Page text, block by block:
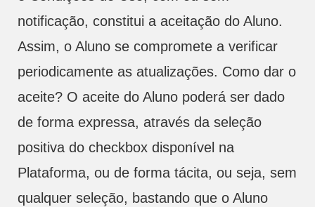
notificação, constitui a aceitação do Aluno.
Assim, o Aluno se compromete a verificar
periodicamente as atualizações. Como dar o
aceite? O aceite do Aluno poderá ser dado
de forma expressa, através da seleção
positiva do checkbox disponível na
Plataforma, ou de forma tácita, ou seja, sem
qualquer seleção, bastando que o Aluno